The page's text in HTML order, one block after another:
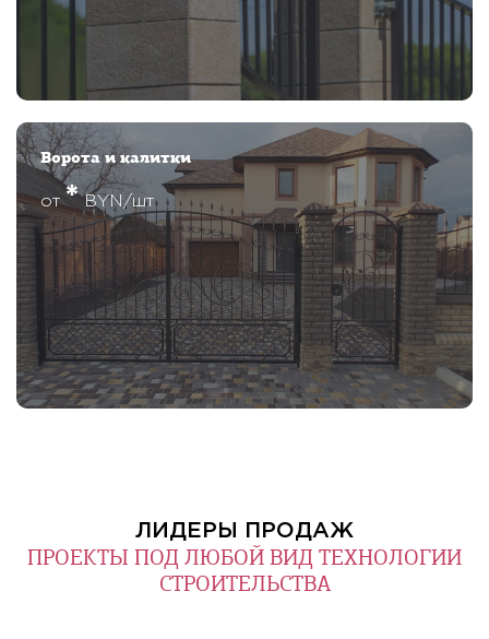
Ворота и калитки
от* BYN/шт
ЛИДЕРЫ ПРОДАЖ
ПРОЕКТЫ ПОД ЛЮБОЙ ВИД ТЕХНОЛОГИИ
СТРОИТЕЛЬСТВА